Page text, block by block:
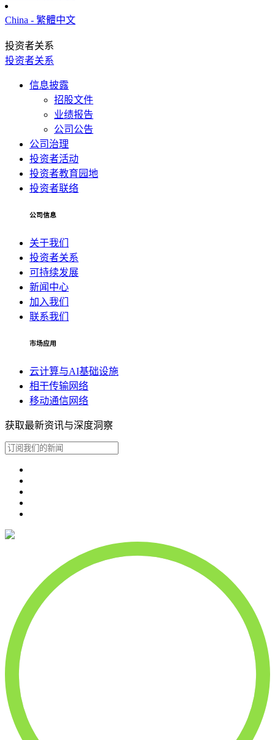
China - 繁體中文
投资者关系
投资者关系
信息披露
招股文件
业绩报告
公司公告
公司治理
投资者活动
投资者教育园地
投资者联络
公司信息
关于我们
投资者关系
可持续发展
新闻中心
加入我们
联系我们
市场应用
云计算与AI基础设施
相干传输网络
移动通信网络
获取最新资讯与深度洞察